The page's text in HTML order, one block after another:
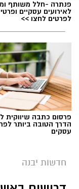
פנתרה -חלל משותף
לאירועים עסקיים
לפרטים לחצו >>
פרסום כתבה שיווקית
הדרך הטובה ביותר
עסקים
חדשות יבנה